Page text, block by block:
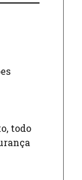
todo